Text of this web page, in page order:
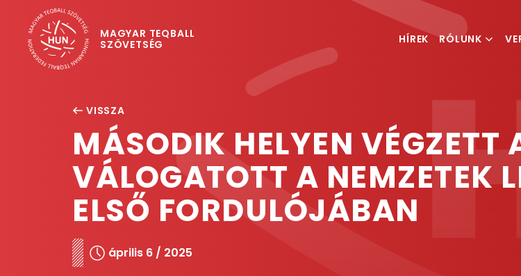
MAGYAR TEQBALL
SZÖVETSÉG
HÍREK RÓLUNK
VISSZA
MÁSODIK HELYEN VÉGZETT
VÁLOGATOTT A NEMZETEK
ELSŐ FORDULÓJÁBAN
április 6 / 2025